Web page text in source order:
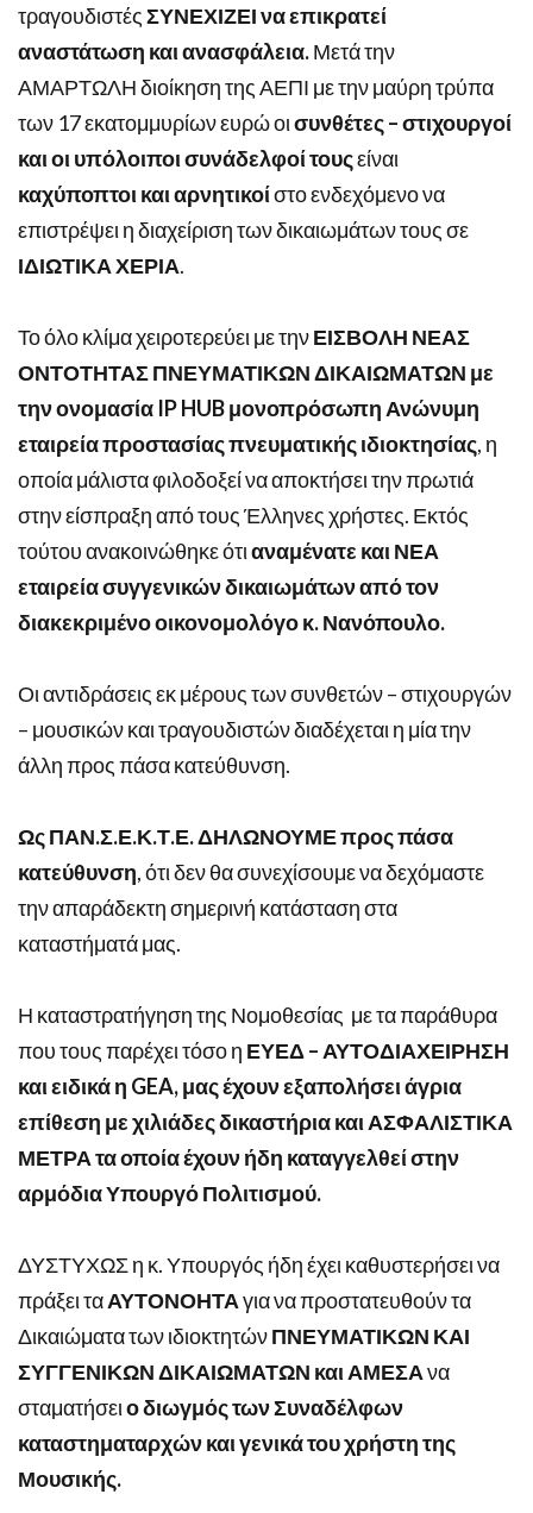
τραγουδιστέςΣΥΝΕΧΙΖΕΙ να επικρατεί
αναστάτωση και ανασφάλεια.Μετά την
ΑΜΑΡΤΩΛΗ διοίκηση της ΑΕΠΙ με την μαύρη τρύπα
των 17 εκατομμυρίων ευρώ οισυνθέτες – στιχουργοί
και οι υπόλοιποι συνάδελφοί τουςείναι
καχύποπτοι και αρνητικοίστο ενδεχόμενο να
επιστρέψει η διαχείριση των δικαιωμάτων τους σε
ΙΔΙΩΤΙΚΑ ΧΕΡΙΑ.
Το όλο κλίμα χειροτερεύει με τηνΕΙΣΒΟΛΗ ΝΕΑΣ
ΟΝΤΟΤΗΤΑΣ ΠΝΕΥΜΑΤΙΚΩΝ ΔΙΚΑΙΩΜΑΤΩΝ με
την ονομασία IPHUBμονοπρόσωπη Ανώνυμη
εταιρεία προστασίας πνευματικής ιδιοκτησίας, η
οποία μάλιστα φιλοδοξεί να αποκτήσει την πρωτιά
στην είσπραξη από τους Έλληνες χρήστες. Εκτός
τούτου ανακοινώθηκε ότιαναμένατε και ΝΕΑ
εταιρεία συγγενικών δικαιωμάτων από τον
διακεκριμένο οικονομολόγο κ. Νανόπουλο.
Οι αντιδράσεις εκ μέρους των συνθετών – στιχουργών
– μουσικών και τραγουδιστών διαδέχεται η μία την
άλλη προς πάσα κατεύθυνση.
Ως ΠΑΝ.Σ.Ε.Κ.Τ.Ε. ΔΗΛΩΝΟΥΜΕ προς πάσα
κατεύθυνση, ότι δεν θα συνεχίσουμε να δεχόμαστε
την απαράδεκτη σημερινή κατάσταση στα
καταστήματά μας.
Η καταστρατήγηση της Νομοθεσίας με τα παράθυρα
που τους παρέχει τόσο η ΕΥΕΔ – ΑΥΤΟΔΙΑΧΕΙΡΗΣΗ
και ειδικά η GEA, μας έχουν εξαπολήσει άγρια
επίθεση με χιλιάδες δικαστήρια και ΑΣΦΑΛΙΣΤΙΚΑ
ΜΕΤΡΑ τα οποία έχουν ήδη καταγγελθεί στην
αρμόδια Υπουργό Πολιτισμού.
ΔΥΣΤΥΧΩΣ η κ. Υπουργός ήδη έχει καθυστερήσει να
πράξει ταΑΥΤΟΝΟΗΤΑγια να προστατευθούν τα
Δικαιώματα των ιδιοκτητώνΠΝΕΥΜΑΤΙΚΩΝ ΚΑΙ
ΣΥΓΓΕΝΙΚΩΝ ΔΙΚΑΙΩΜΑΤΩΝ και ΑΜΕΣΑνα
σταματήσειο διωγμός των Συναδέλφων
καταστηματαρχών και γενικά του χρήστη της
Μουσικής.